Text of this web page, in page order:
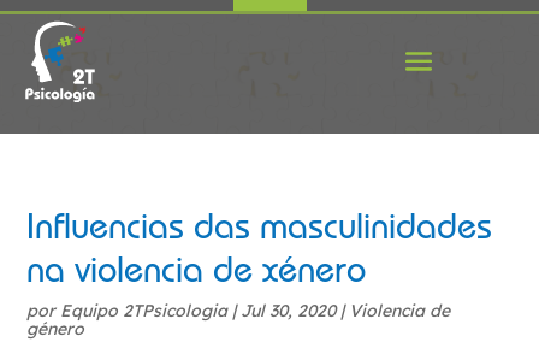
Influencias das masculinidades
na violencia de xénero
por Equipo 2TPsicologia|Jul 30, 2020| Violencia de
género